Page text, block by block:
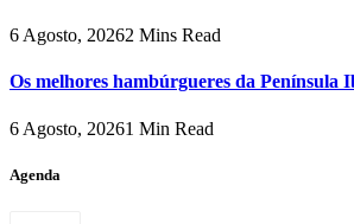
6 Agosto, 20262 Mins Read
Os melhores hambúrgueres da Península
6 Agosto, 20261 Min Read
Agenda